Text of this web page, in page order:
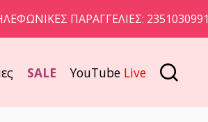
ΠΑΡΑΓΓΕΛΊΕΣ: 2351030991
SALE YouTube Live